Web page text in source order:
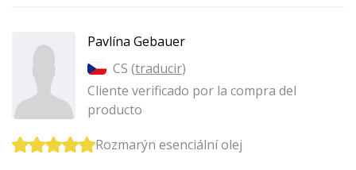
Pavlína Gebauer
CS (traducir)
Cliente verificado por la compra del
producto
Rozmarýn esenciální olej